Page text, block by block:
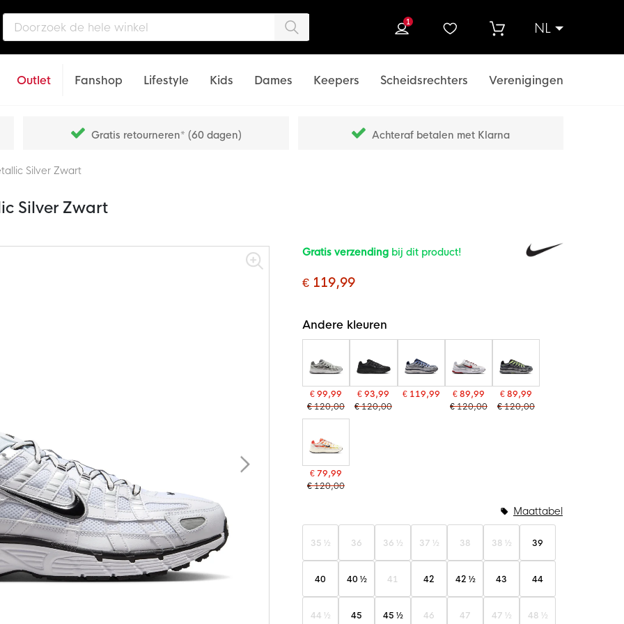
NL
1
Outlet Fanshop Lifestyle Kids Dames Keepers Scheidsrechters Verenigingen
Gratis retourneren* (60 dagen) Achteraf betalen met Klarna
Silver Zwart
Silver Zwart
Gratis verzending bij dit product!
€ 119,99
Andere kleuren
€ 99,99
€ 120,00
€ 93,99
€ 120,00
€ 119,99
€ 89,99
€ 120,00
€ 89,99
€ 120,00
€ 79,99
€ 120,00
35 ½ 36 36 ½ 37 ½ 38 38 ½ 39
40 40 ½ 41 42 42 ½ 43 44
44 ½ 45 45 ½ 46 47 47 ½ 48 ½
Maattabel